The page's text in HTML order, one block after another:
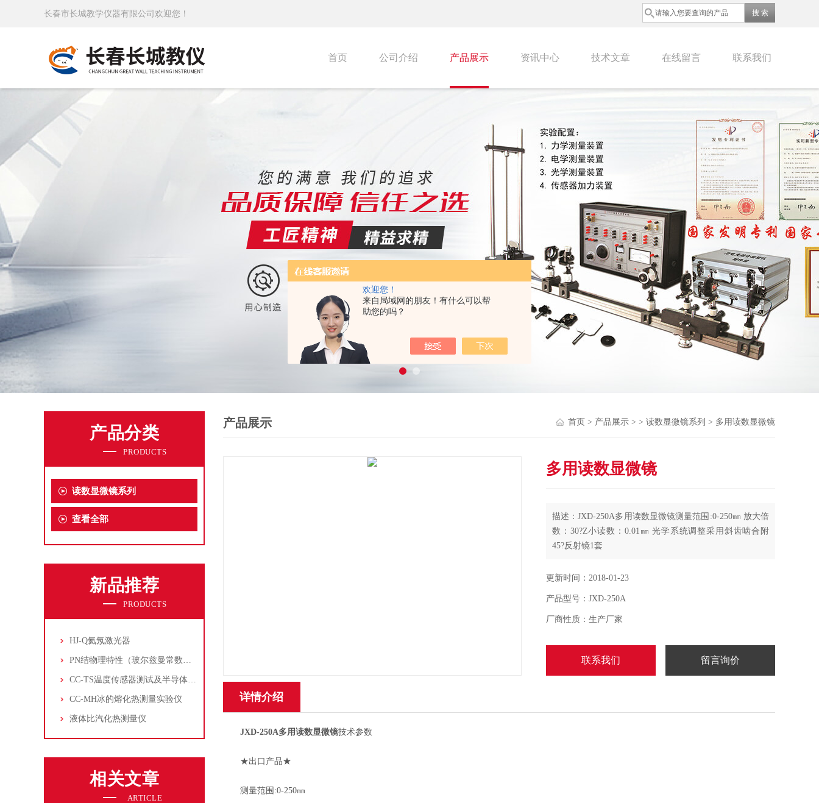
欢迎您！
来自局域网的朋友！有什么可以帮
助您的吗？
长春市长城教学仪器有限公司欢迎您！
首页 公司介绍 产品展示 资讯中心 技术文章 在线留言 联系我们
产品分类
PRODUCTS
读数显微镜系列
查看全部
新品推荐
PRODUCTS
HJ-Q氦氖激光器
PN结物理特性（玻尔兹曼常数测定仪）
CC-TS温度传感器测试及半导体致冷控温实验仪
CC-MH冰的熔化热测量实验仪
液体比汽化热测量仪
相关文章
ARTICLE
产品展示 首页 > 产品展示 > > 读数显微镜系列 > 多用读数显微镜
多用读数显微镜
描述：JXD-250A多用读数显微镜测量范围:0-250㎜ 放大倍
数：30?Z小读数：0.01㎜ 光学系统调整采用斜齿啮合附
45?反射镜1套
更新时间：2018-01-23
产品型号：JXD-250A
厂商性质：生产厂家
联系我们 留言询价
详情介绍
JXD-250A多用读数显微镜技术参数
★出口产品★
测量范围:0-250㎜